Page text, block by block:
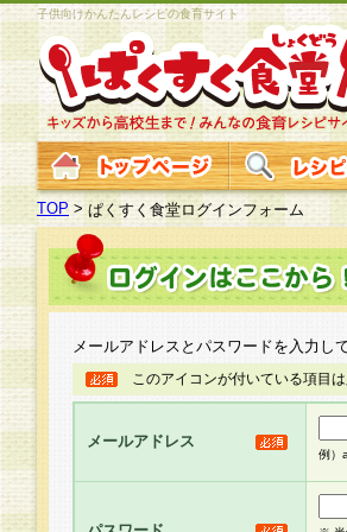
子供向けかんたんレシピの食育サイト
TOP >ぱくすく食堂ログインフォーム
メールアドレスとパスワードを入力し
このアイコンが付いている項目
メールアドレス
例）